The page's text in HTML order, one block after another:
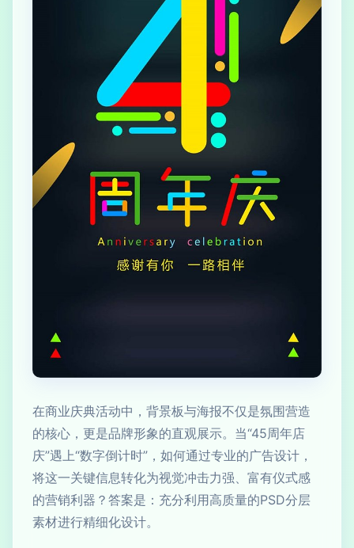
在商业庆典活动中，背景板与海报不仅是氛围营造
的核心，更是品牌形象的直观展示。当“45周年店
庆”遇上“数字倒计时”，如何通过专业的广告设计，
将这一关键信息转化为视觉冲击力强、富有仪式感
的营销利器？答案是：充分利用高质量的PSD分层
素材进行精细化设计。